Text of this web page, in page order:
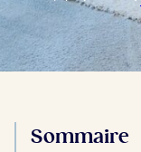
Sommaire